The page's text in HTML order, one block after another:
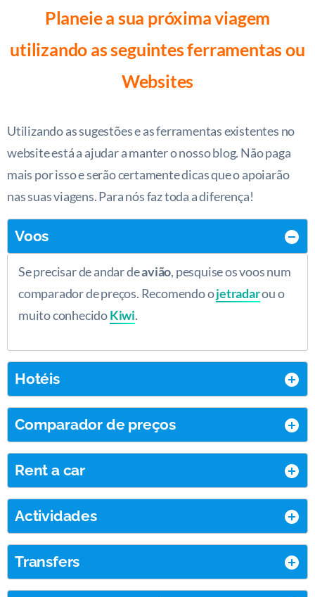
Planeie a sua próxima viagem
utilizando as seguintes ferramentas ou
Websites
Utilizando as sugestões e as ferramentas existentes no
website está a ajudar a manter o nosso blog. Não paga
mais por isso e serão certamente dicas que o apoiarão
nas suas viagens. Para nós faz toda a diferença!
Voos
Se precisar de andar deavião, pesquise os voos num
comparador de preços. Recomendo ojetradarou o
muito conhecidoKiwi.
Hotéis
Comparador de preços
Rent a car
Actividades
Transfers